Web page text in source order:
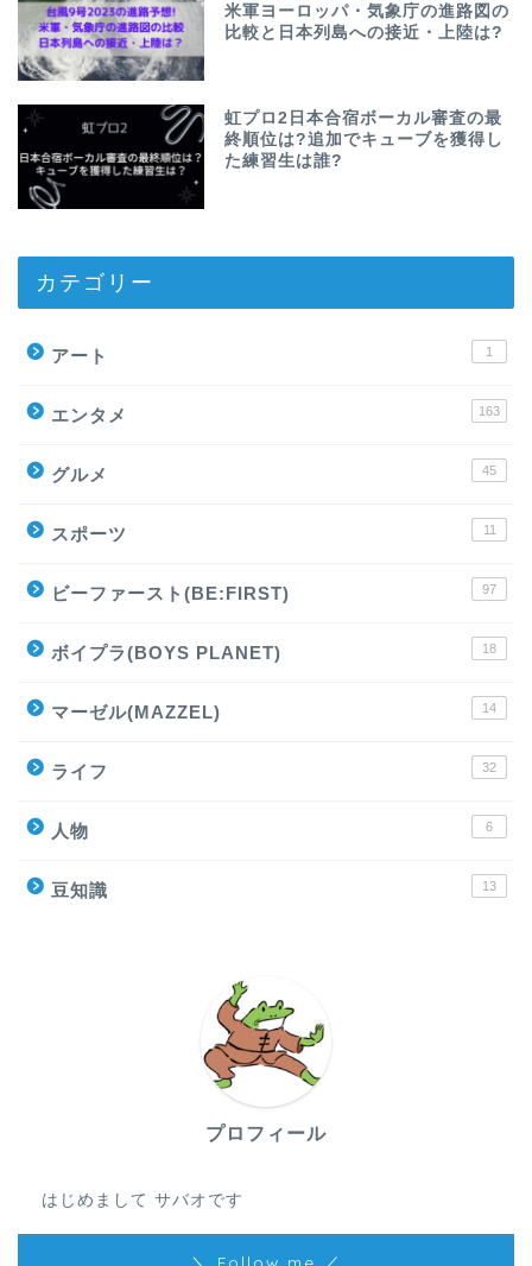
米軍ヨーロッパ・気象庁の進路図の
比較と日本列島への接近・上陸は?
虹プロ2日本合宿ボーカル審査の最
終順位は?追加でキューブを獲得し
た練習生は誰?
カテゴリー
アート 1
エンタメ 163
グルメ 45
スポーツ 11
ビーファースト(BE:FIRST) 97
ボイプラ(BOYS PLANET) 18
マーゼル(MAZZEL) 14
ライフ 32
人物 6
豆知識 13
プロフィール
はじめまして サバオです